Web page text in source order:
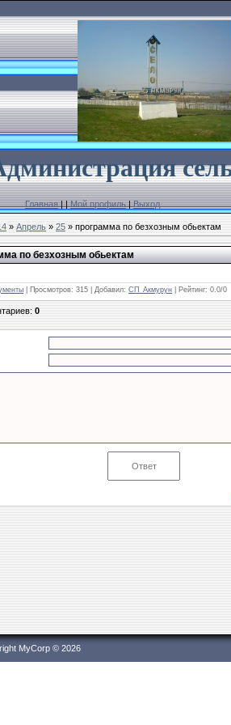
дминистрация
Главная||Мой профиль|Выход
» Апрель » 25» программа по безхозным обьектам
по безхозным обьектам
Просмотров: 315 | Добавил: СП_Акмурун Рейтинг: 0.0/0
:0
MyCorp © 2026